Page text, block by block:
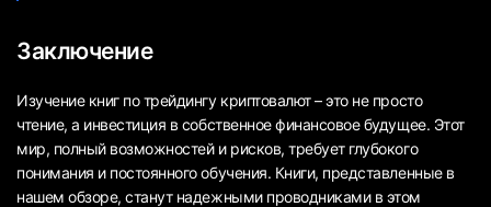
Заключение
Изучение книг по трейдингу криптовалют – это не просто
чтение, а инвестиция в собственное финансовое будущее. Этот
мир, полный возможностей и рисков, требует глубокого
понимания и постоянного обучения. Книги, представленные в
нашем обзоре, станут надежными проводниками в этом